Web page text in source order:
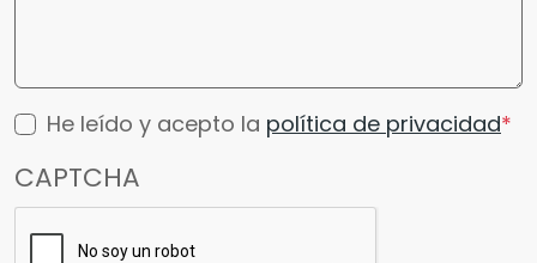
He leído y acepto la política de privacidad
CAPTCHA